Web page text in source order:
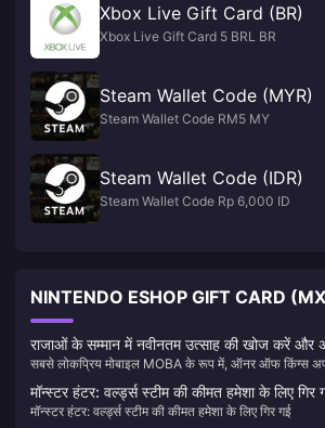
Xbox Live Gift Card (BR)
Xbox Live Gift Card 5 BRL BR
Steam Wallet Code (MYR)
Steam Wallet Code RM5 MY
Steam Wallet Code (IDR)
Steam Wallet Code Rp 6,000 ID
NINTENDO ESHOP GIFT CARD
राजाओं के सम्मान में नवीनतम उत्साह की खोज करें और
सबसे लोकप्रिय मोबाइल MOBA के रूप में, ऑनर ऑफ किंग्स
प्रतिस्पर्धी कार्यक्रमों के साथ दुनिया भर के खिलाड़ियों को मोहित
गेम के बारे में नवीनतम चर्चा है और आप बिटटॉपअप के माध्यम से
कैसे रिचार्ज कर सकते हैं।
मॉन्स्टर हंटर: वर्ल्ड्स स्टीम की कीमत हमेशा के लिए गिर
मॉन्स्टर हंटर: वर्ल्ड्स स्टीम की कीमत हमेशा के लिए गिर गई